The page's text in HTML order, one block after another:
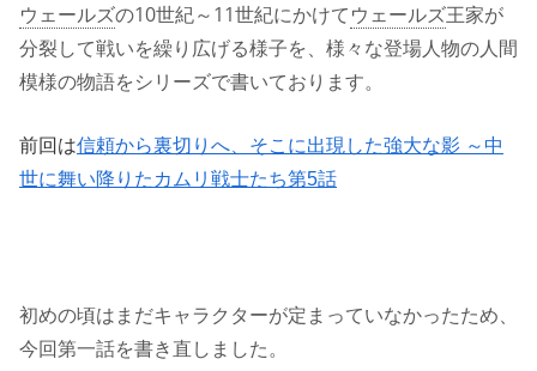
ウェールズの10世紀～11世紀にかけてウェールズ王家が
分裂して戦いを繰り広げる様子を、 様々な登場人物の人間
模様の物語をシリーズで書いております。
前回は信頼から裏切りへ、そこに出現した強大な影 ～中
世に舞い降りたカムリ戦士たち第5話
初めの頃はまだキャラクターが定まっていなかったため、
今回第一話を書き直しました。